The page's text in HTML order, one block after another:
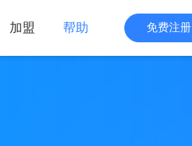
免费注册
加盟 帮助